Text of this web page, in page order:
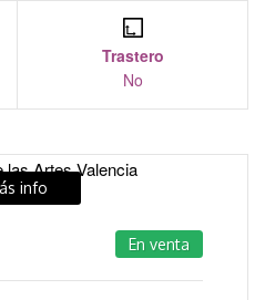
Trastero
No
info
En venta